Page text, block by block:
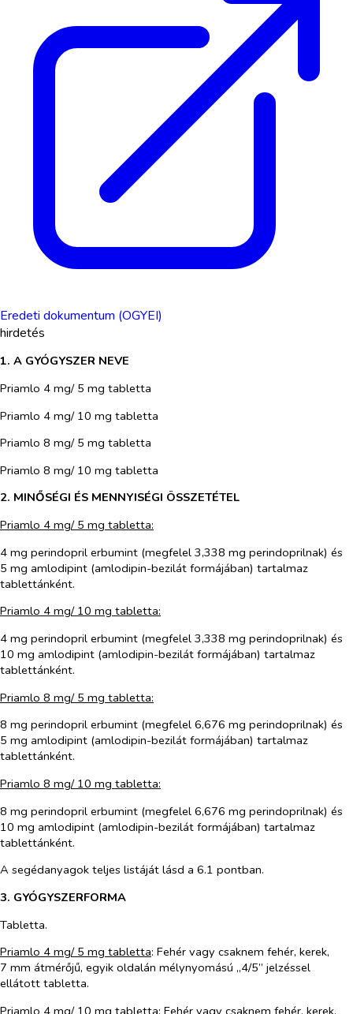
Eredeti dokumentum (OGYEI)
hirdetés
1. A GYÓGYSZER NEVE
Priamlo 4 mg/ 5 mg tabletta
Priamlo 4 mg/ 10 mg tabletta
Priamlo 8 mg/ 5 mg tabletta
Priamlo 8 mg/ 10 mg tabletta
2. MINŐSÉGI ÉS MENNYISÉGI ÖSSZETÉTEL
Priamlo 4 mg/ 5 mg tabletta:
4 mg perindopril erbumint (megfelel 3,338 mg perindoprilnak) és
5 mg amlodipint (amlodipin-bezilát formájában) tartalmaz
tablettánként.
Priamlo 4 mg/ 10 mg tabletta:
4 mg perindopril erbumint (megfelel 3,338 mg perindoprilnak) és
10 mg amlodipint (amlodipin-bezilát formájában) tartalmaz
tablettánként.
Priamlo 8 mg/ 5 mg tabletta:
8 mg perindopril erbumint (megfelel 6,676 mg perindoprilnak) és
5 mg amlodipint (amlodipin-bezilát formájában) tartalmaz
tablettánként.
Priamlo 8 mg/ 10 mg tabletta:
8 mg perindopril erbumint (megfelel 6,676 mg perindoprilnak) és
10 mg amlodipint (amlodipin-bezilát formájában) tartalmaz
tablettánként.
A segédanyagok teljes listáját lásd a 6.1 pontban.
3. GYÓGYSZERFORMA
Tabletta.
Priamlo 4 mg/ 5 mg tabletta: Fehér vagy csaknem fehér, kerek,
7 mm átmérőjű, egyik oldalán mélynyomású „4/5” jelzéssel
ellátott tabletta.
Priamlo 4 mg/ 10 mg tabletta: Fehér vagy csaknem fehér, kerek,